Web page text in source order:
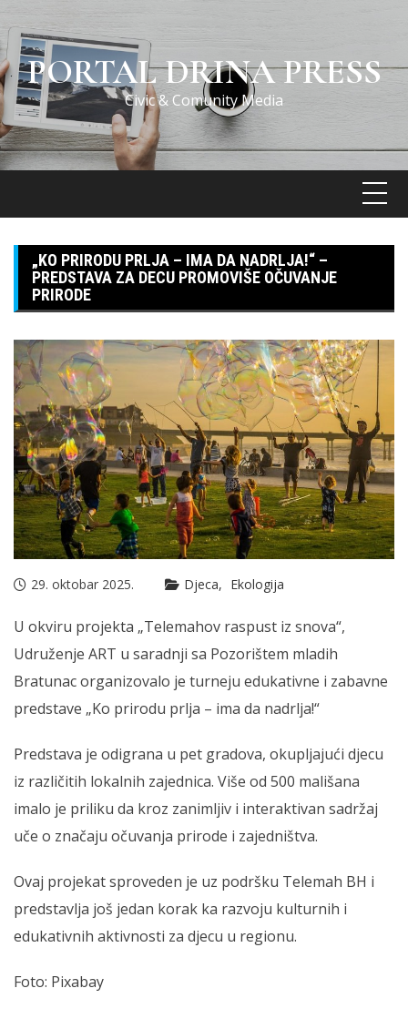
Skip
to
contentPORTAL DRINA PRESS
Civic & Comunity Media
„KO PRIRODU PRLJA – IMA DA NADRLJA!“ –
PREDSTAVA ZA DECU PROMOVIŠE OČUVANJE
PRIRODE
29. oktobar 2025. Djeca Ekologija
U okviru projekta „Telemahov raspust iz snova“,
Udruženje ART u saradnji sa Pozorištem mladih
Bratunac organizovalo je turneju edukativne i zabavne
predstave „Ko prirodu prlja – ima da nadrlja!“
Predstava je odigrana u pet gradova, okupljajući djecu
iz različitih lokalnih zajednica. Više od 500 mališana
imalo je priliku da kroz zanimljiv i interaktivan sadržaj
uče o značaju očuvanja prirode i zajedništva.
Ovaj projekat sproveden je uz podršku Telemah BH i
predstavlja još jedan korak ka razvoju kulturnih i
edukativnih aktivnosti za djecu u regionu.
Foto: Pixabay